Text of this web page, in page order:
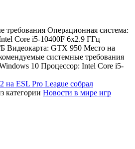
Операционная система:
Core i5-10400F 6x2.9 ГГц
Видеокарта: GTX 950 Место на
системные требования
10 Процессор: Intel Core i5-
на ESL Pro League собрал
категории Новости в мире игр